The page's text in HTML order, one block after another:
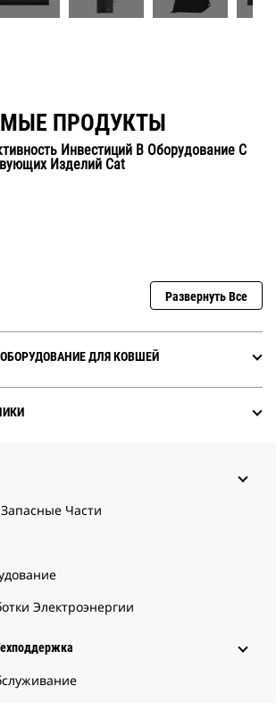
ПРОДУКТЫ
Инвестиций В Оборудование С
Изделий Cat
Развернуть Все
ДЛЯ КОВШЕЙ
Части
Электроэнергии